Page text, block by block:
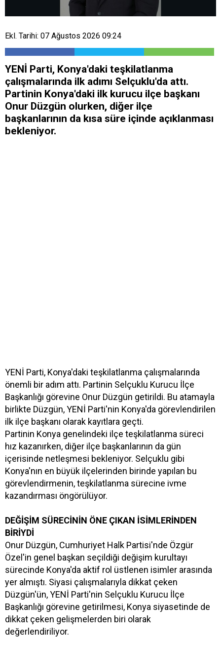
Ekl. Tarihi: 07 Ağustos 2026 09:24
YENİ Parti, Konya'daki teşkilatlanma
çalışmalarında ilk adımı Selçuklu'da attı.
Partinin Konya'daki ilk kurucu ilçe başkanı
Onur Düzgün olurken, diğer ilçe
başkanlarının da kısa süre içinde açıklanması
bekleniyor.
YENİ Parti, Konya'daki teşkilatlanma çalışmalarında
önemli bir adım attı. Partinin Selçuklu Kurucu İlçe
Başkanlığı görevine Onur Düzgün getirildi. Bu atamayla
birlikte Düzgün, YENİ Parti'nin Konya'da görevlendirilen
ilk ilçe başkanı olarak kayıtlara geçti.
Partinin Konya genelindeki ilçe teşkilatlanma süreci
hız kazanırken, diğer ilçe başkanlarının da gün
içerisinde netleşmesi bekleniyor. Selçuklu gibi
Konya'nın en büyük ilçelerinden birinde yapılan bu
görevlendirmenin, teşkilatlanma sürecine ivme
kazandırması öngörülüyor.
DEĞİŞİM SÜRECİNİN ÖNE ÇIKAN İSİMLERİNDEN
BİRİYDİ
Onur Düzgün, Cumhuriyet Halk Partisi'nde Özgür
Özel'in genel başkan seçildiği değişim kurultayı
sürecinde Konya'da aktif rol üstlenen isimler arasında
yer almıştı. Siyasi çalışmalarıyla dikkat çeken
Düzgün'ün, YENİ Parti'nin Selçuklu Kurucu İlçe
Başkanlığı görevine getirilmesi, Konya siyasetinde de
dikkat çeken gelişmelerden biri olarak
değerlendiriliyor.